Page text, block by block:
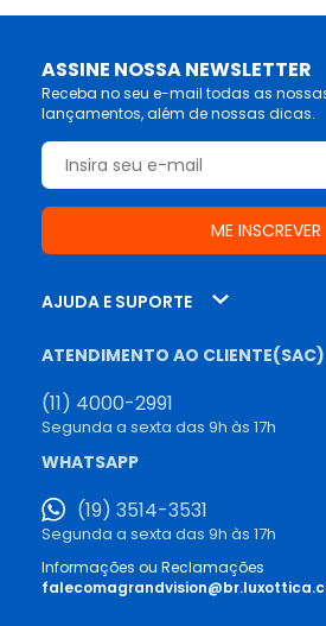
ASSINE NOSSA NEWSLETTER
Receba no seu e-mail todas as
lançamentos, além de nossas dicas.
AJUDA E SUPORTE
ATENDIMENTO AO CLIENTE(SAC)
(11) 4000-2991
Segunda a sexta das 9h às 17h
WHATSAPP
(19) 3514-3531
Segunda a sexta das 9h às 17h
Informações ou Reclamações